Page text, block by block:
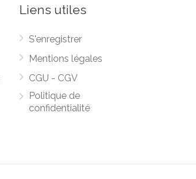
Liens utiles
S'enregistrer
Mentions légales
CGU - CGV
Politique de
confidentialité